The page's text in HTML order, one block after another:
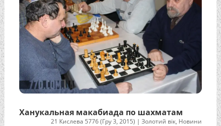
Ханукальная макабиада по шахматам
21 Кислева 5776 (Гру 3, 2015) |Золотий вік, Новини